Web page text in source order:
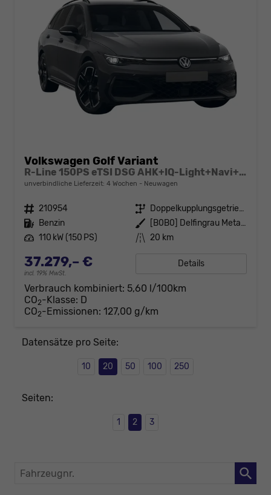
Volkswagen Golf Variant
R-Line 150PS eTSI DSG AHK+IQ-Light+Navi+Black Style+360°+Alu18+Kessy+Winter
unverbindliche Lieferzeit: 4 Wochen Neuwagen
Fahrzeugnr. 210954 Getriebe
Doppelkupplungsgetriebe (DSG)
Kraftstoff Benzin Außenfarbe
[B0B0] Delfingrau Metallic
Leistung 110 kW (150 PS) Kilometerstand 20 km
37.279,– €
incl. 19% MwSt.
Details
Verbrauch kombiniert: 5,60 l/100km
CO2-Klasse: D
CO2-Emissionen: 127,00 g/km
Datensätze pro Seite:
10 20 50 100 250
Seiten:
1 2 3
Fahrzeugnr.